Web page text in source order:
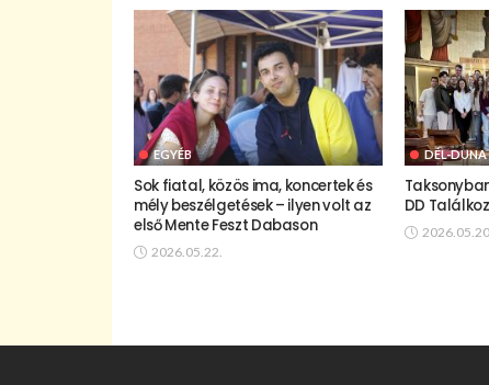
EGYÉB
Sok fiatal, közös ima, koncertek és
mély beszélgetések – ilyen volt az
első Mente Feszt Dabason
2026.05.22.
DÉL-DUNA
DD
2026.05.20.